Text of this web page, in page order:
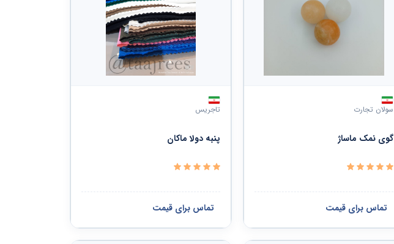
سولان تجارت
گوی نمک ماساژ
تماس برای قیمت
تاجریس
پنبه دولا ماکان
تماس برای قیمت